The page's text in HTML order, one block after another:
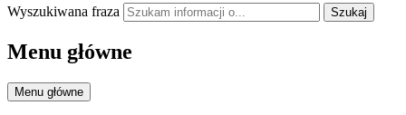
Wyszukiwana fraza Szukaj
Menu główne
Menu główne